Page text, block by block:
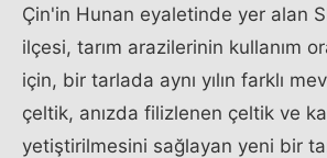
Çin'in Hunan eyaletinde yer alan
ilçesi, tarım arazilerinin kullanım
için, bir tarlada aynı yılın farklı
çeltik, anızda filizlenen çeltik ve
yetiştirilmesini sağlayan yeni bir